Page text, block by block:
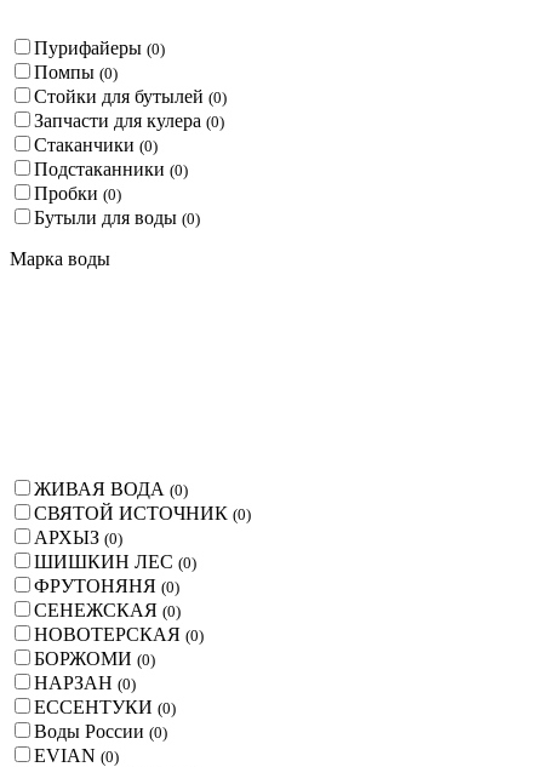
Пурифайеры (0)
Помпы (0)
Стойки для бутылей (0)
Запчасти для кулера (0)
Стаканчики (0)
Подстаканники (0)
Пробки (0)
Бутыли для воды (0)
Марка воды
ЖИВАЯ ВОДА (0)
СВЯТОЙ ИСТОЧНИК (0)
АРХЫЗ (0)
ШИШКИН ЛЕС (0)
ФРУТОНЯНЯ (0)
СЕНЕЖСКАЯ (0)
НОВОТЕРСКАЯ (0)
БОРЖОМИ (0)
НАРЗАН (0)
ЕССЕНТУКИ (0)
Воды России (0)
EVIAN (0)